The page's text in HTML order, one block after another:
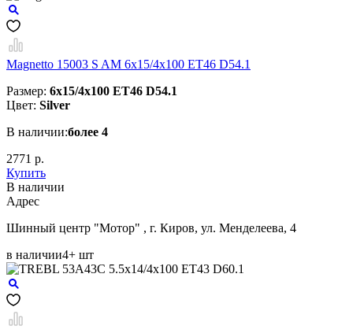
Magnetto 15003 S AM 6x15/4x100 ET46 D54.1
Размер: 6x15/4x100 ET46 D54.1
Цвет: Silver
В наличии:более 4
2771 р.
Купить
В наличии
Aдрес
Шинный центр "Мотор" , г. Киров, ул. Менделеева, 4
в наличии4+ шт